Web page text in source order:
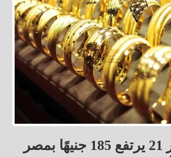
سعر الذهب عيار 21 يرتفع 185 جنيهًا بمصر